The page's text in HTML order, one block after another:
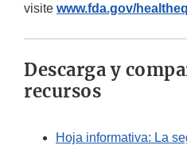
visite www.fda.gov/
Descarga y
recursos
Hoja informativa: La